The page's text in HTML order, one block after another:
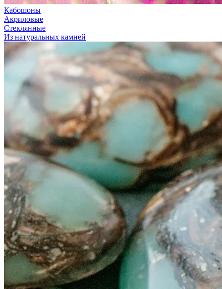
Кабошоны
Акриловые
Стеклянные
Из натуральных камней